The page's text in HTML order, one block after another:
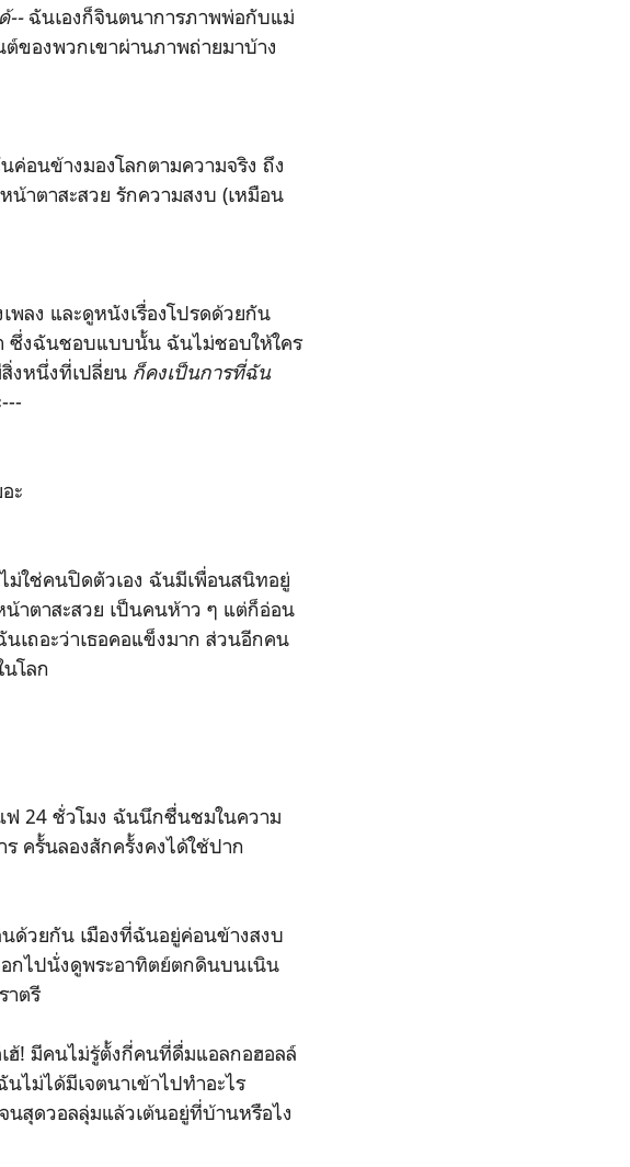
--ฉันเองก็จินตนาการภาพพ่อกับแม่
ของพวกเขาผ่านภาพถ่ายมาบ้าง
อนข้างมองโลกตามความจริง ถึง
าตาสะสวย รักความสงบ (เหมือน
พลง และดูหนังเรื่องโปรดด้วยกัน
ซึ่งฉันชอบแบบนั้น ฉันไม่ชอบให้ใคร
งหนึ่งที่เปลี่ยน ก็คงเป็นการที่ฉัน
ะ
ม่ใช่คนปิดตัวเอง ฉันมีเพื่อนสนิทอยู่
าตาสะสวย เป็นคนห้าว ๆ แต่ก็อ่อน
เถอะว่าเธอคอแข็งมาก ส่วนอีกคน
โลก
ฟ 24 ชั่วโมง ฉันนึกชื่นชมในความ
ครั้นลองสักครั้งคงได้ใช้ปาก
นด้วยกัน เมืองที่ฉันอยู่ค่อนข้างสงบ
กไปนั่งดูพระอาทิตย์ตกดินบนเนิน
าตรี
ฮ้! มีคนไม่รู้ตั้งกี่คนที่ดื่มแอลกอฮอลล์
ไม่ได้มีเจตนาเข้าไปทำอะไร
สุดวอลลุ่มแล้วเต้นอยู่ที่บ้านหรือไง